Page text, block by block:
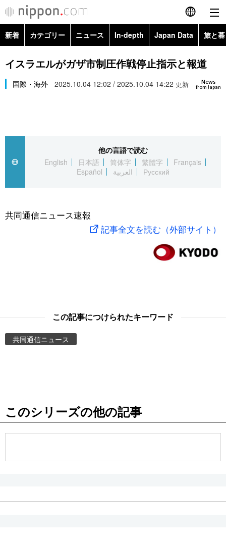
English
简体字
繁體字
العربية
社会
旅と暮らし
東京
新着 カテゴリー ニュース In-depth Japan Data 旅と
政治・外交
経済・ビジネス
社会
文化
科学・技術
暮らし
Topics
Images
お知らせ
イスラエルがガザ市制圧作戦停止指示と報道
News
from Japan
国際・海外 2025.10.04 12:02 / 2025.10.04 14:22 更新
他の言語で読む
English
日本語 简体字 繁體字
Français
Español
العربية Русский
共同通信ニュース速報
記事全文を読む（外部サイト）
この記事につけられたキーワード
共同通信ニュース
このシリーズの他の記事